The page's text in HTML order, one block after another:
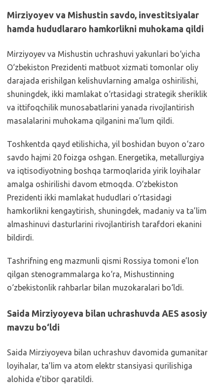
Mirziyoyev va Mishustin savdo, investitsiyalar
hamda hududlararo hamkorlikni muhokama qildi
Mirziyoyev va Mishustin uchrashuvi yakunlari bo‘yicha
O‘zbekiston Prezidenti matbuot xizmati tomonlar oliy
darajada erishilgan kelishuvlarning amalga oshirilishi,
shuningdek, ikki mamlakat o‘rtasidagi strategik sheriklik
va ittifoqchilik munosabatlarini yanada rivojlantirish
masalalarini muhokama qilganini ma’lum qildi.
Toshkentda qayd etilishicha, yil boshidan buyon o‘zaro
savdo hajmi 20 foizga oshgan. Energetika, metallurgiya
va iqtisodiyotning boshqa tarmoqlarida yirik loyihalar
amalga oshirilishi davom etmoqda. O‘zbekiston
Prezidenti ikki mamlakat hududlari o‘rtasidagi
hamkorlikni kengaytirish, shuningdek, madaniy va ta’lim
almashinuvi dasturlarini rivojlantirish tarafdori ekanini
bildirdi.
Tashrifning eng mazmunli qismi Rossiya tomoni e’lon
qilgan stenogrammalarga ko‘ra, Mishustinning
o‘zbekistonlik rahbarlar bilan muzokaralari bo‘ldi.
Saida Mirziyoyeva bilan uchrashuvda AES asosiy
mavzu bo‘ldi
Saida Mirziyoyeva bilan uchrashuv davomida gumanitar
loyihalar, ta’lim va atom elektr stansiyasi qurilishiga
alohida e’tibor qaratildi.